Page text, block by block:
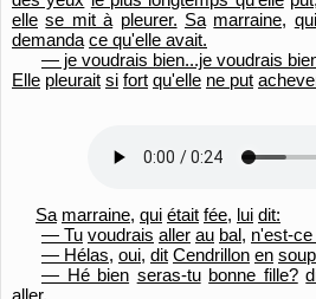
elle se mit à pleurer. Sa marraine, qui
demanda ce qu'elle avait.
— je voudrais bien...je voudrais
Elle pleurait si fort qu'elle ne put
Sa marraine, qui était fée, lui dit:
— Tu voudrais aller au bal, n'est-
— Hélas, oui, dit Cendrillon en
— Hé bien seras-tu bonne fille?
aller.